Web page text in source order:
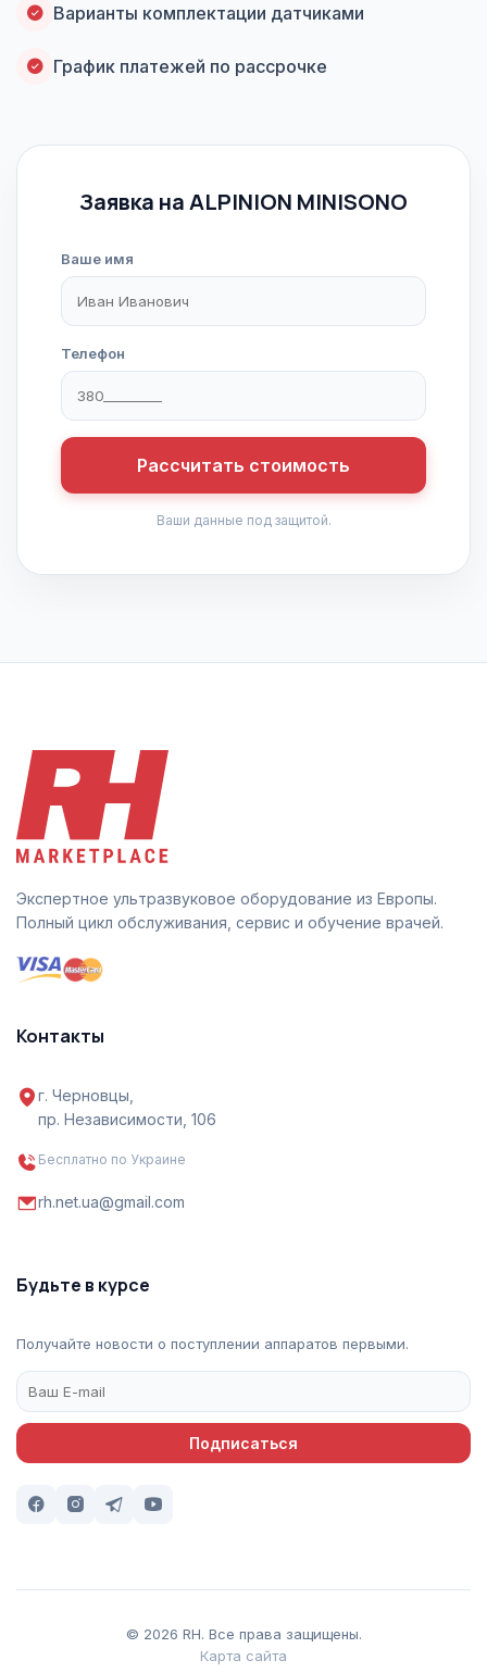
Варианты комплектации датчиками
График платежей по рассрочке
Заявка на ALPINION MINISONO
Ваше имя
Телефон
Рассчитать стоимость
Ваши данные под защитой.
Экспертное ультразвуковое оборудование из Европы.
Полный цикл обслуживания, сервис и обучение врачей.
Контакты
г. Черновцы,
пр. Независимости, 106
Бесплатно по Украине
rh.net.ua@gmail.com
Будьте в курсе
Получайте новости о поступлении аппаратов первыми.
Подписаться
© 2026 RH. Все права защищены.
Карта сайта